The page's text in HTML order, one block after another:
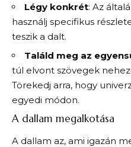
Légy konkrét: Az
használj specifikus
teszik a dalt.
Találd meg az
túl elvont szövegek
Törekedj arra, hogy
egyedi módon.
A dallam megalkotása
A dallam az, ami igazán